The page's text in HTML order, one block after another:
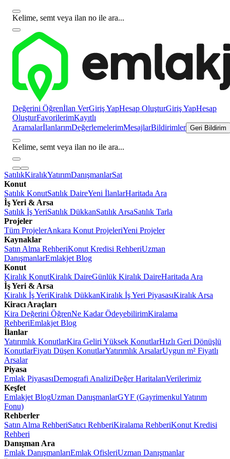
Kelime, semt veya ilan no ile ara...
Değerini Öğrenİlan VerGiriş YapHesap OluşturGiriş YapHesap
OluşturFavorilerimKayıtlı
AramalarİlanlarımDeğerlemelerimMesajlarBildirimler Geri Bildirim
Kelime, semt veya ilan no ile ara...
SatılıkKiralıkYatırımDanışmanlarSat
Konut
Satılık KonutSatılık DaireYeni İlanlarHaritada Ara
İş Yeri & Arsa
Satılık İş YeriSatılık DükkanSatılık ArsaSatılık Tarla
Projeler
Tüm ProjelerAnkara Konut ProjeleriYeni Projeler
Kaynaklar
Satın Alma RehberiKonut Kredisi RehberiUzman
DanışmanlarEmlakjet Blog
Konut
Kiralık KonutKiralık DaireGünlük Kiralık DaireHaritada Ara
İş Yeri & Arsa
Kiralık İş YeriKiralık DükkanKiralık İş Yeri PiyasasıKiralık Arsa
Kiracı Araçları
Kira Değerini ÖğrenNe Kadar ÖdeyebilirimKiralama
RehberiEmlakjet Blog
İlanlar
Yatırımlık KonutlarKira Geliri Yüksek KonutlarHızlı Geri Dönüşlü
KonutlarFiyatı Düşen KonutlarYatırımlık ArsalarUygun m² Fiyatlı
Arsalar
Piyasa
Emlak PiyasasıDemografi AnaliziDeğer HaritalarıVerilerimiz
Keşfet
Emlakjet BlogUzman DanışmanlarGYF (Gayrimenkul Yatırım
Fonu)
Rehberler
Satın Alma RehberiSatıcı RehberiKiralama RehberiKonut Kredisi
Rehberi
Danışman Ara
Emlak DanışmanlarıEmlak OfisleriUzman Danışmanlar